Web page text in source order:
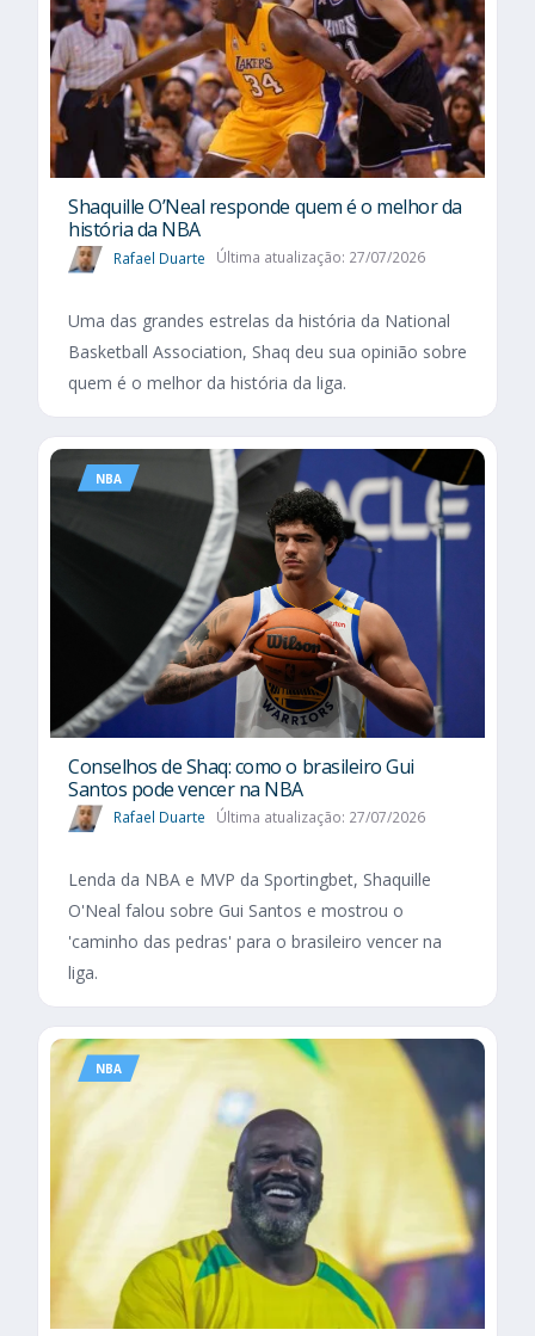
Shaquille O’Neal responde quem é o melhor da
história da NBA
Rafael Duarte Última atualização: 27/07/2026
Uma das grandes estrelas da história da National
Basketball Association, Shaq deu sua opinião sobre
quem é o melhor da história da liga.
NBA
Conselhos de Shaq: como o brasileiro Gui
Santos pode vencer na NBA
Rafael Duarte Última atualização: 27/07/2026
Lenda da NBA e MVP da Sportingbet, Shaquille
O'Neal falou sobre Gui Santos e mostrou o
'caminho das pedras' para o brasileiro vencer na
liga.
NBA